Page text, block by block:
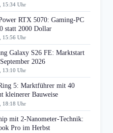
15:34 Uhr
RTX 5070: Gaming-PC
statt 2000 Dollar
15:56 Uhr
Galaxy S26 FE: Marktstart
2026
13:10 Uhr
5: Marktführer mit 40
kleinerer Bauweise
18:18 Uhr
mit 2-Nanometer-Technik:
Pro im Herbst